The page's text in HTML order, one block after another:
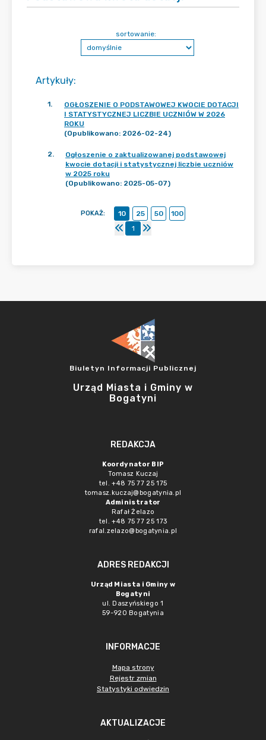
Artykuły:
sortowanie:
1.
OGŁOSZENIE O PODSTAWOWEJ KWOCIE DOTACJI
I STATYSTYCZNEJ LICZBIE UCZNIÓW W 2026
ROKU
(Opublikowano: 2026-02-24)
2.
Ogłoszenie o zaktualizowanej podstawowej
kwocie dotacji i statystycznej liczbie uczniów
w 2025 roku
(Opublikowano: 2025-05-07)
POKAŻ: 10 25 50
100
1
Biuletyn Informacji Publicznej
Urząd Miasta i Gminy w
Bogatyni
REDAKCJA
Koordynator BIP
Tomasz Kuczaj
tel. +48 75 77 25 175
tomasz.kuczaj@bogatynia.pl
Administrator
Rafał Żelazo
tel. +48 75 77 25 173
rafal.zelazo@bogatynia.pl
ADRES REDAKCJI
Urząd Miasta i Gminy w
Bogatyni
ul. Daszyńskiego 1
59-920 Bogatynia
INFORMACJE
Mapa strony
Rejestr zmian
Statystyki odwiedzin
AKTUALIZACJE